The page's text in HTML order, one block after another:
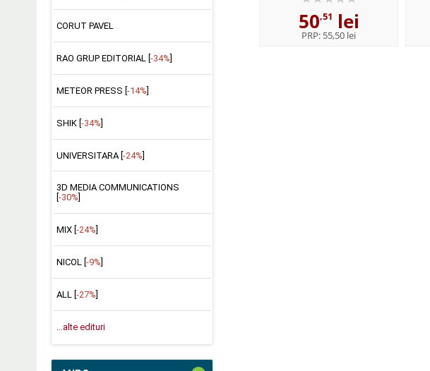
CORUT PAVEL
RAO GRUP EDITORIAL [ -34%
METEOR PRESS [ -14%
SHIK [-34%]
UNIVERSITARA [-24%]
3D MEDIA COMMUNICATIONS
-30%
MIX [ -24%
NICOL [ -9%
ALL [ -27%
...alte edituri
50,51 lei
PRP: 55,50 lei